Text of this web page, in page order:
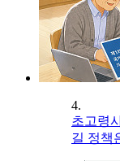
4.
초고령
길 정책